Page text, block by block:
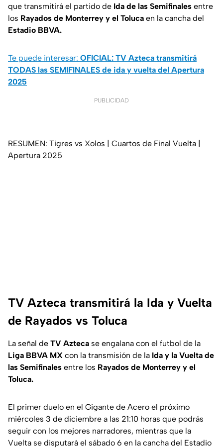
que transmitirá el partido de Ida de las Semifinales entre
los Rayados de Monterrey y el Toluca en la cancha del
Estadio BBVA.
Te puede interesar: OFICIAL: TV Azteca transmitirá
TODAS las SEMIFINALES de ida y vuelta del Apertura
2025
PUBLICIDAD
RESUMEN: Tigres vs Xolos | Cuartos de Final Vuelta |
Apertura 2025
TV Azteca transmitirá la Ida y Vuelta
de Rayados vs Toluca
La señal de TV Azteca se engalana con el futbol de la
Liga BBVA MX con la transmisión de la Ida y la Vuelta de
las Semifinales entre los Rayados de Monterrey y el
Toluca.
El primer duelo en el Gigante de Acero el próximo
miércoles 3 de diciembre a las 21:10 horas que podrás
seguir con los mejores narradores, mientras que la
Vuelta se disputará el sábado 6 en la cancha del Estadio